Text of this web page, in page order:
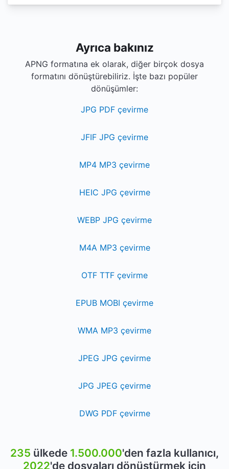
Ayrıca bakınız
APNG formatına ek olarak, diğer birçok dosya
formatını dönüştürebiliriz. İşte bazı popüler
dönüşümler:
JPG PDF çevirme
JFIF JPG çevirme
MP4 MP3 çevirme
HEIC JPG çevirme
WEBP JPG çevirme
M4A MP3 çevirme
OTF TTF çevirme
EPUB MOBI çevirme
WMA MP3 çevirme
JPEG JPG çevirme
JPG JPEG çevirme
DWG PDF çevirme
235 ülkede 1.500.000'den fazla kullanıcı,
2022'de dosyaları dönüştürmek için